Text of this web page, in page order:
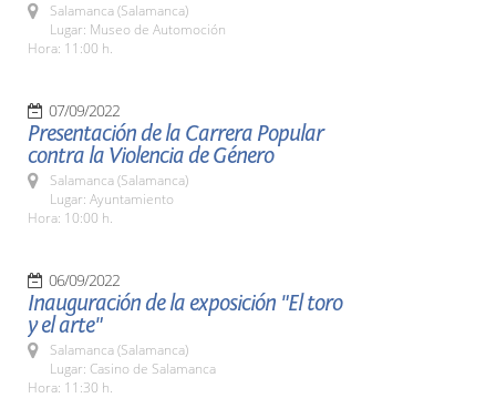
Salamanca (Salamanca)
Lugar: Museo de Automoción
Hora: 11:00 h.
07/09/2022
Presentación de la Carrera Popular
contra la Violencia de Género
Salamanca (Salamanca)
Lugar: Ayuntamiento
Hora: 10:00 h.
06/09/2022
Inauguración de la exposición "El toro
y el arte"
Salamanca (Salamanca)
Lugar: Casino de Salamanca
Hora: 11:30 h.